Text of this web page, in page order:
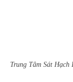
Trung Tâm Sát